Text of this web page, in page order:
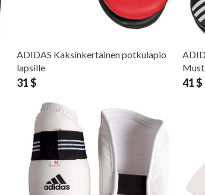
ADIDAS Kaksinkertainen potkulapio
lapsille
31 $ 41 $